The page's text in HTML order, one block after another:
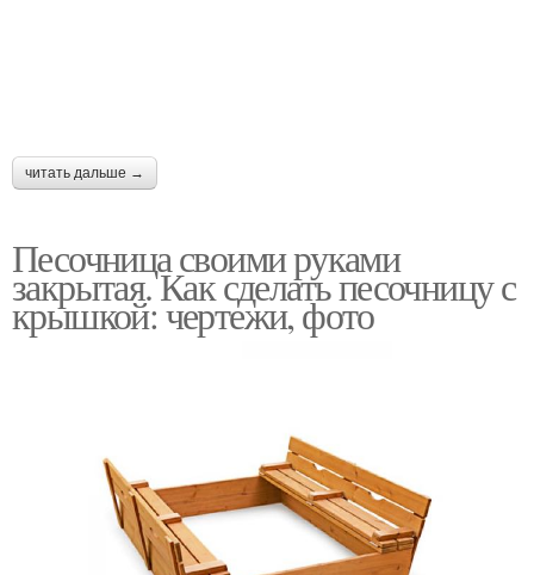
читать дальше →
Песочница своими руками
закрытая. Как сделать песочницу с
крышкой: чертежи, фото